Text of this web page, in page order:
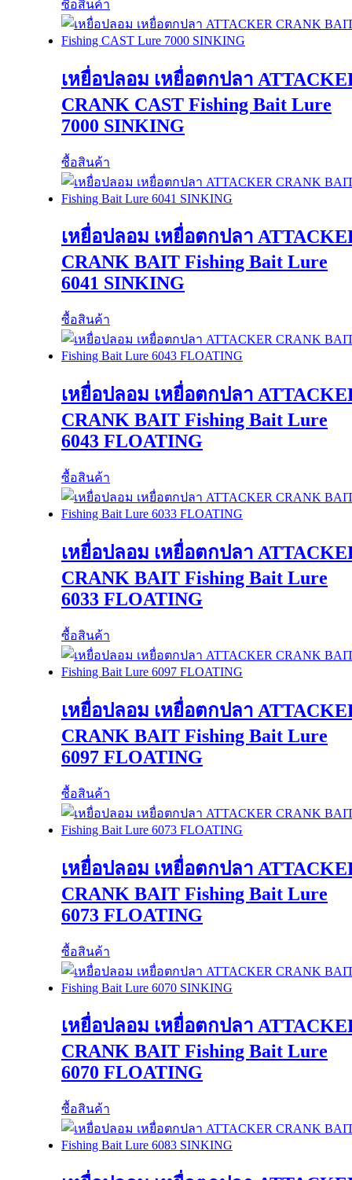
ซื้อสินค้า
เหยื่อปลอม เหยื่อตกปลา
CRANK CAST Fishing Bait Lure
7000 SINKING
ซื้อสินค้า
เหยื่อปลอม เหยื่อตกปลา
CRANK BAIT Fishing Bait Lure
6041 SINKING
ซื้อสินค้า
เหยื่อปลอม เหยื่อตกปลา
CRANK BAIT Fishing Bait Lure
6043 FLOATING
ซื้อสินค้า
เหยื่อปลอม เหยื่อตกปลา
CRANK BAIT Fishing Bait Lure
6033 FLOATING
ซื้อสินค้า
เหยื่อปลอม เหยื่อตกปลา
CRANK BAIT Fishing Bait Lure
6097 FLOATING
ซื้อสินค้า
เหยื่อปลอม เหยื่อตกปลา
CRANK BAIT Fishing Bait Lure
6073 FLOATING
ซื้อสินค้า
เหยื่อปลอม เหยื่อตกปลา
CRANK BAIT Fishing Bait Lure
6070 FLOATING
ซื้อสินค้า